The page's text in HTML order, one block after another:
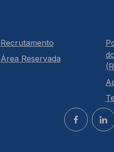
Recrutamento
Área Reservada